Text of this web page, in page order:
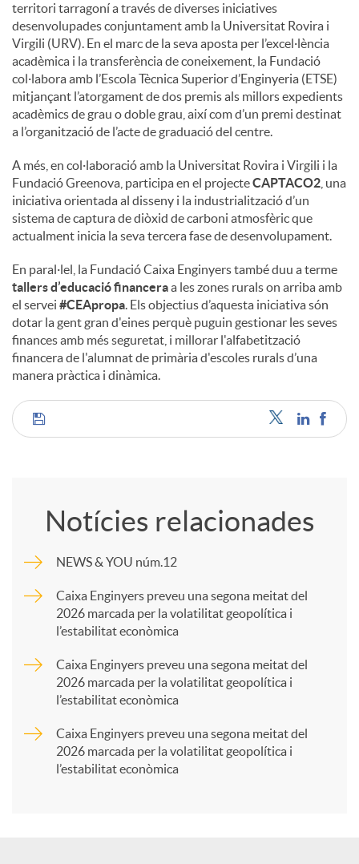
territori tarragoní a través de diverses iniciatives
desenvolupades conjuntament amb la Universitat Rovira i
Virgili (URV). En el marc de la seva aposta per l’excel·lència
acadèmica i la transferència de coneixement, la Fundació
col·labora amb l’Escola Tècnica Superior d’Enginyeria (ETSE)
mitjançant l’atorgament de dos premis als millors expedients
acadèmics de grau o doble grau, així com d’un premi destinat
a l’organització de l’acte de graduació del centre.
A més, en col·laboració amb la Universitat Rovira i Virgili i la
Fundació Greenova, participa en el projecteCAPTACO2 , una
iniciativa orientada al disseny i la industrialització d’un
sistema de captura de diòxid de carboni atmosfèric que
actualment inicia la seva tercera fase de desenvolupament.
En paral·lel, la Fundació Caixa Enginyers també duu a terme
tallers d’educació financeraa les zones rurals on arriba amb
el servei #CEApropa. Els objectius d’aquesta iniciativa són
dotar la gent gran d'eines perquè puguin gestionar les seves
finances amb més seguretat, i millorar l'alfabetització
financera de l'alumnat de primària d'escoles rurals d’una
manera pràctica i dinàmica.
C
m
p
Notícies relacionades
NEWS & YOU núm.12
Caixa Enginyers preveu una segona meitat del
2026 marcada per la volatilitat geopolítica i
l’estabilitat econòmica
Caixa Enginyers preveu una segona meitat del
2026 marcada per la volatilitat geopolítica i
l’estabilitat econòmica
Caixa Enginyers preveu una segona meitat del
2026 marcada per la volatilitat geopolítica i
l’estabilitat econòmica